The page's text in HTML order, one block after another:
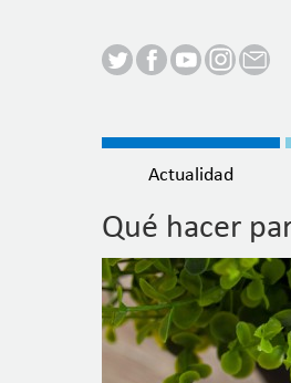
Menú
principal
Actualidad
Qué hacer